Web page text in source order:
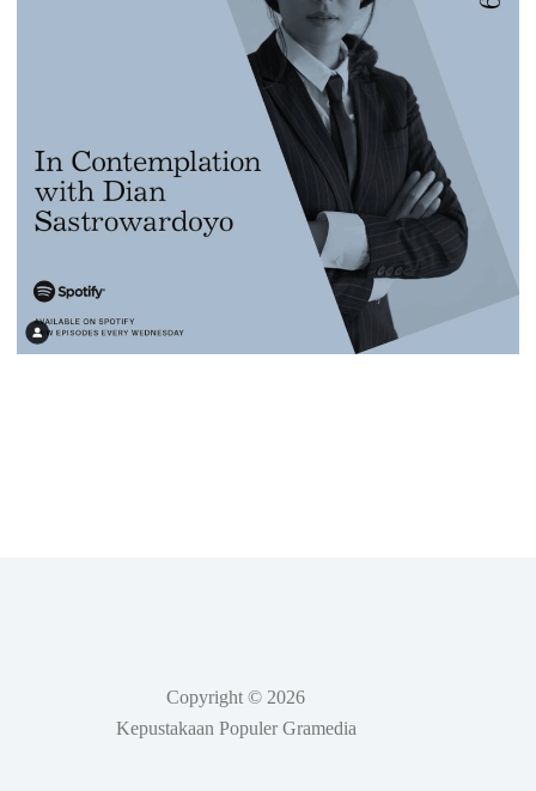
Copyright © 2026
Kepustakaan Populer Gramedia